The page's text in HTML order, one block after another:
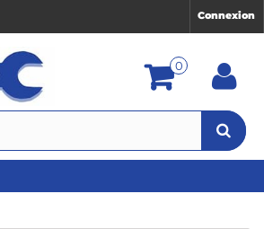
Connexion
0